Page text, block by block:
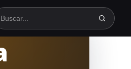
Buscar en TodoSpinning